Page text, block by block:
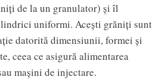
de la un granulator) și îl
uniformi. Acești grăniți sunt
datorită dimensiunii, formei și
ceea ce asigură alimentarea
mașini de injectare.